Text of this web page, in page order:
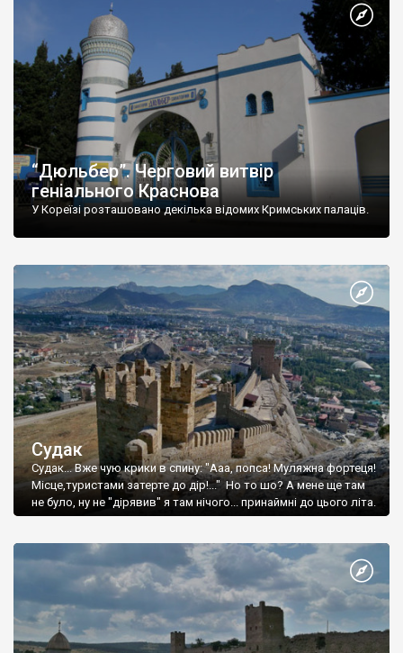
“Дюльбер”. Черговий витвір
геніального Краснова
У Кореїзі розташовано декілька відомих Кримських палаців.
Судак
Судак... Вже чую крики в спину: "Ааа, попса! Муляжна фортеця!
Місце,туристами затерте до дір!..." Но то шо? А мене ще там
не було, ну не "дірявив" я там нічого... принаймні до цього літа.